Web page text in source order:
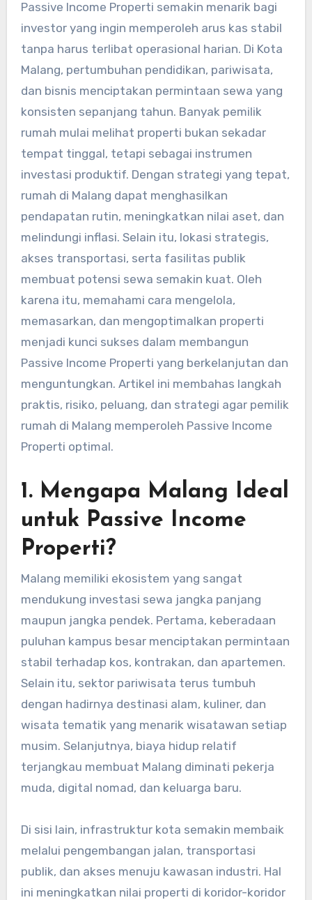
Passive Income Properti semakin menarik bagi
investor yang ingin memperoleh arus kas stabil
tanpa harus terlibat operasional harian. Di Kota
Malang, pertumbuhan pendidikan, pariwisata,
dan bisnis menciptakan permintaan sewa yang
konsisten sepanjang tahun. Banyak pemilik
rumah mulai melihat properti bukan sekadar
tempat tinggal, tetapi sebagai instrumen
investasi produktif. Dengan strategi yang tepat,
rumah di Malang dapat menghasilkan
pendapatan rutin, meningkatkan nilai aset, dan
melindungi inflasi. Selain itu, lokasi strategis,
akses transportasi, serta fasilitas publik
membuat potensi sewa semakin kuat. Oleh
karena itu, memahami cara mengelola,
memasarkan, dan mengoptimalkan properti
menjadi kunci sukses dalam membangun
Passive Income Properti yang berkelanjutan dan
menguntungkan. Artikel ini membahas langkah
praktis, risiko, peluang, dan strategi agar pemilik
rumah di Malang memperoleh Passive Income
Properti optimal.
1. Mengapa Malang Ideal
untuk Passive Income
Properti?
Malang memiliki ekosistem yang sangat
mendukung investasi sewa jangka panjang
maupun jangka pendek. Pertama, keberadaan
puluhan kampus besar menciptakan permintaan
stabil terhadap kos, kontrakan, dan apartemen.
Selain itu, sektor pariwisata terus tumbuh
dengan hadirnya destinasi alam, kuliner, dan
wisata tematik yang menarik wisatawan setiap
musim. Selanjutnya, biaya hidup relatif
terjangkau membuat Malang diminati pekerja
muda, digital nomad, dan keluarga baru.
Di sisi lain, infrastruktur kota semakin membaik
melalui pengembangan jalan, transportasi
publik, dan akses menuju kawasan industri. Hal
ini meningkatkan nilai properti di koridor-koridor